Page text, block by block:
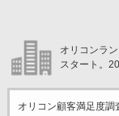
オリコンラ
スタート。
オリコン顧客満足度